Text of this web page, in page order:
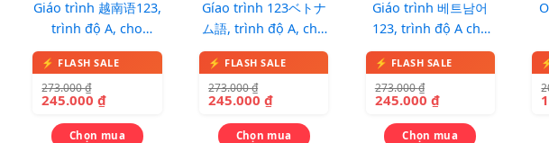
Giáo trình 越南语123,
trình độ A, cho
người Trung Quốc
273.000₫
245.000₫
Chọn mua
Gíao trình 123ベトナ
ム語, trình độ A, cho
người Nhật
273.000₫
245.000₫
Chọn mua
Giáo trình 베트남어
123, trình độ A cho
người Hàn Quốc
273.000₫
245.000 ₫
Chọn mua